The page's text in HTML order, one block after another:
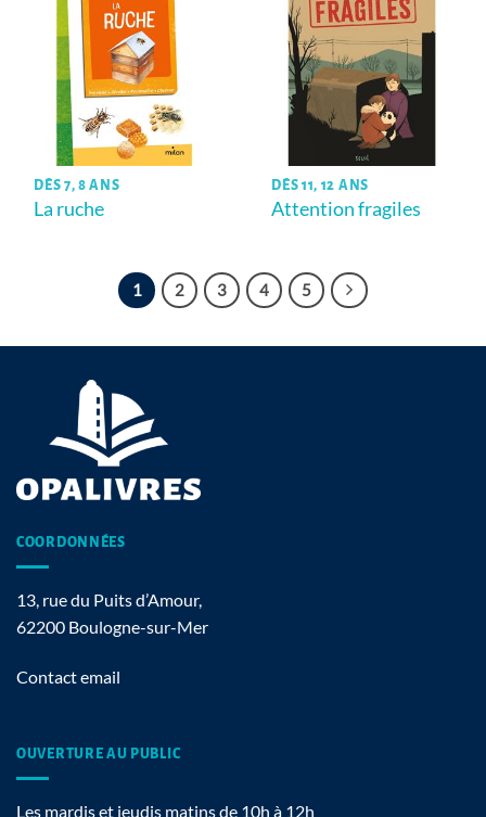
DÈS 7, 8 ANS
La ruche
DÈS 11, 12 ANS
Attention fragiles
1 2 3 4 5
COORDONNÉES
13, rue du Puits d’Amour,
62200 Boulogne-sur-Mer
Contact email
OUVERTURE AU PUBLIC
Les mardis et jeudis matins de 10h à 12h